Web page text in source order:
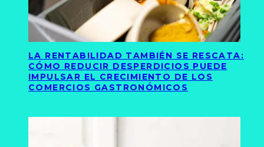
LA RENTABILIDAD TAMBIÉN SE RESCATA:
CÓMO REDUCIR DESPERDICIOS PUEDE
IMPULSAR EL CRECIMIENTO DE LOS
COMERCIOS GASTRONÓMICOS